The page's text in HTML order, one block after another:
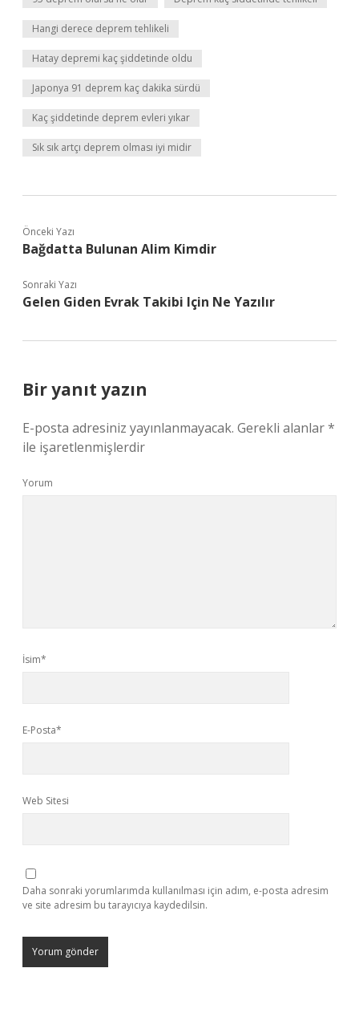
Hangi derece deprem tehlikeli
Hatay depremi kaç şiddetinde oldu
Japonya 91 deprem kaç dakika sürdü
Kaç şiddetinde deprem evleri yıkar
Sık sık artçı deprem olması iyi midir
Önceki Yazı
Bağdatta Bulunan Alim Kimdir
Sonraki Yazı
Gelen Giden Evrak Takibi Için Ne Yazılır
Bir yanıt yazın
E-posta adresiniz yayınlanmayacak. Gerekli alanlar*
ile işaretlenmişlerdir
Yorum
İsim*
E-Posta*
Web Sitesi
Daha sonraki yorumlarımda kullanılması için adım, e-posta adresim
ve site adresim bu tarayıcıya kaydedilsin.